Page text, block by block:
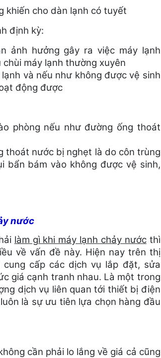
khiến cho dàn lạnh có tuyết
định kỳ:
ảnh hưởng gây ra việc máy lạnh
máy lạnh thường xuyên
và nếu như không được vệ sinh
động được
phòng nếu như đường ống thoát
thoát nước bị nghẹt là do côn trùng
bẩn bám vào không được vệ sinh,
nước
làm gì khi máy lạnh chảy nướcthì
về vấn đề này. Hiện nay trên thị
cấp các dịch vụ lắp đặt, sửa
giá cạnh tranh nhau. Là một trong
dịch vụ liên quan tới thiết bị điện
là sự ưu tiên lựa chọn hàng đầu
cần phải lo lắng về giá cả cũng